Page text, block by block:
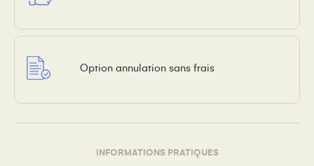
Option annulation sans frais
INFORMATIONS PRATIQUES